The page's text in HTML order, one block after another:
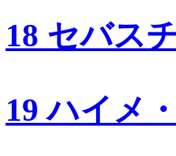
18 セバス
19 ハイメ